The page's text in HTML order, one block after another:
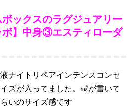
ックスのラグジュアリー
ボ】中身③エスティローダ
ナイトリペアインテンスコンセ
ズが入ってました。㎖が書いて
いのサイズ感です